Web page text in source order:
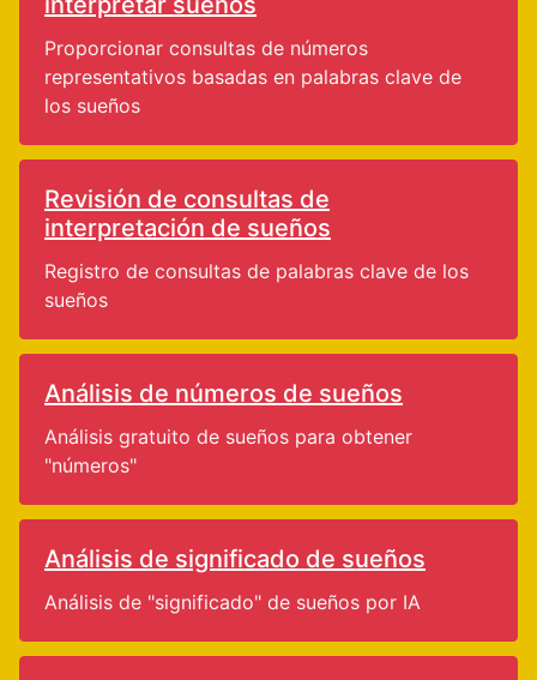
Proporcionar consultas de números
representativos basadas en palabras clave de
los sueños
Revisión de consultas de
interpretación de sueños
Registro de consultas de palabras clave de los
sueños
Análisis de números de sueños
Análisis gratuito de sueños para obtener
"números"
Análisis de significado de sueños
Análisis de "significado" de sueños por IA